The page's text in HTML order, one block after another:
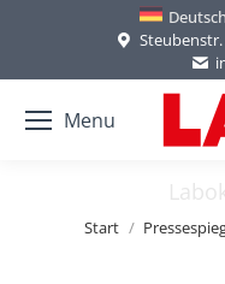
Deutsch
Steubenstr.
Menu
Sie befinden sich
Start